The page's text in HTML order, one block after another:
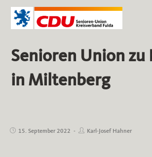
Zum
Inhalt
springen
Senioren Union zu
in Miltenberg
Beitrag
15. September 2022
Beitrags-
Karl-Josef Hahner